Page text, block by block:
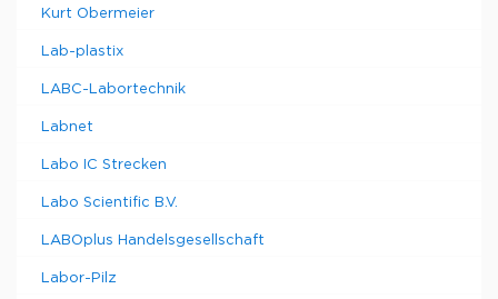
Kurt Obermeier
Lab-plastix
LABC-Labortechnik
Labnet
Labo IC Strecken
Labo Scientific B.V.
LABOplus Handelsgesellschaft
Labor-Pilz